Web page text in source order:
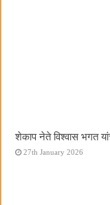
शेकाप नेते विश्वास भगत
27th January 2026